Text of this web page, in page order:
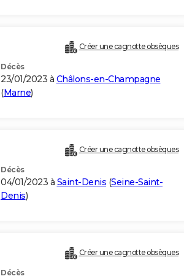
Créer une cagnotte obsèques
Décès
23/01/2023 à Châlons-en-Champagne
(Marne)
Créer une cagnotte obsèques
Décès
04/01/2023 à Saint-Denis (Seine-Saint-
Denis)
Créer une cagnotte obsèques
Décès